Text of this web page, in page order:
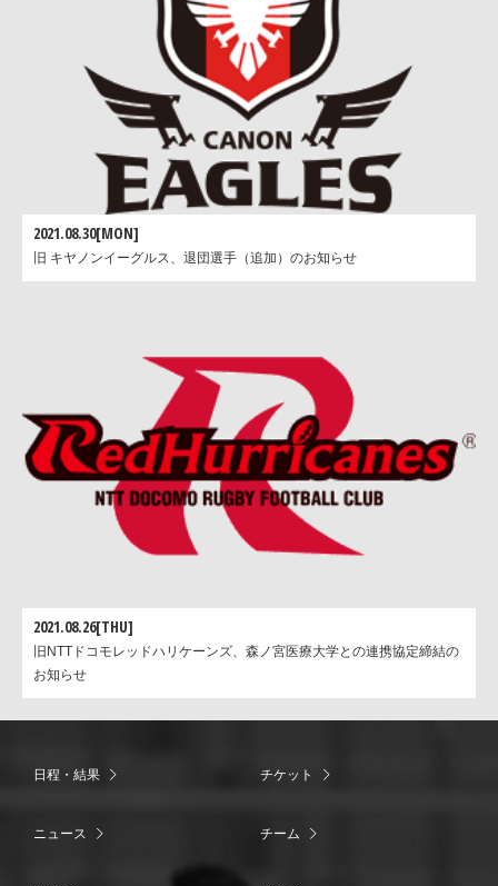
2021.08.30[MON]
旧 キヤノンイーグルス、退団選手（追加）のお知らせ
2021.08.26[THU]
旧NTTドコモレッドハリケーンズ、森ノ宮医療大学との連携協定締結の
お知らせ
日程・結果 チケット
ニュース チーム